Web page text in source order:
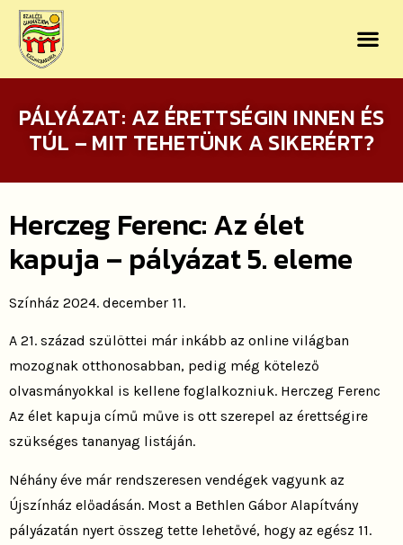
PÁLYÁZAT: AZ ÉRETTSÉGIN INNEN ÉS
TÚL – MIT TEHETÜNK A SIKERÉRT?
Herczeg Ferenc: Az élet
kapuja – pályázat 5. eleme
Színház 2024. december 11.
A 21. század szülöttei már inkább az online világban
mozognak otthonosabban, pedig még kötelező
olvasmányokkal is kellene foglalkozniuk. Herczeg Ferenc
Az élet kapuja című műve is ott szerepel az érettségire
szükséges tananyag listáján.
Néhány éve már rendszeresen vendégek vagyunk az
Újszínház előadásán. Most a Bethlen Gábor Alapítvány
pályázatán nyert összeg tette lehetővé, hogy az egész 11.